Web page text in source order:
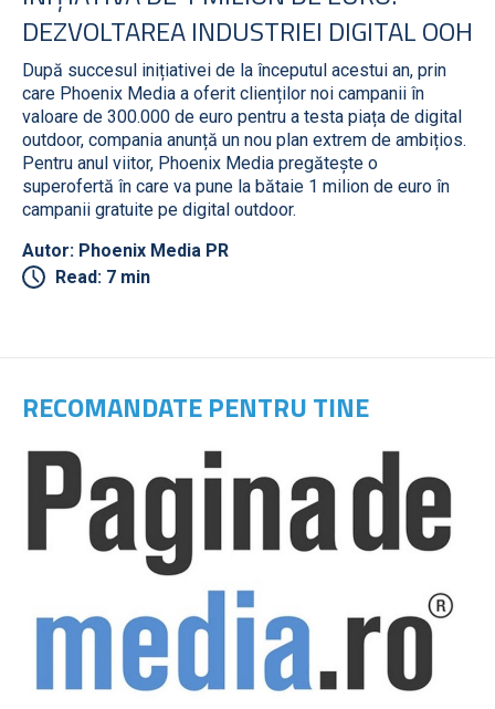
DEZVOLTAREA INDUSTRIEI DIGITAL OOH
După succesul inițiativei de la începutul acestui an, prin
care Phoenix Media a oferit clienților noi campanii în
valoare de 300.000 de euro pentru a testa piața de digital
outdoor, compania anunță un nou plan extrem de ambițios.
Pentru anul viitor, Phoenix Media pregătește o
superofertă în care va pune la bătaie 1 milion de euro în
campanii gratuite pe digital outdoor.
Autor: Phoenix Media PR
Read: 7 min
RECOMANDATE PENTRU TINE